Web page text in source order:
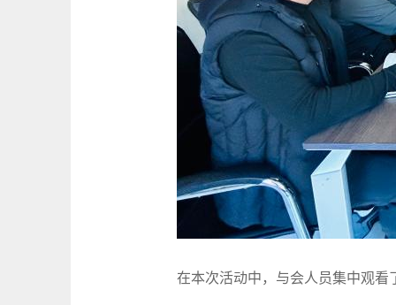
在本次活动中，与会人员集中观看